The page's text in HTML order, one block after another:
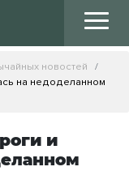
новостей
на недоделанном
и